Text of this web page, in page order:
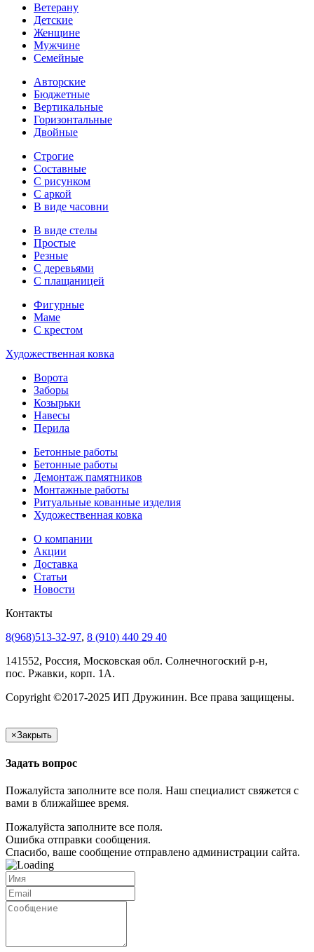
Ветерану
Детские
Женщине
Мужчине
Семейные
Авторские
Бюджетные
Вертикальные
Горизонтальные
Двойные
Строгие
Составные
С рисунком
С аркой
В виде часовни
В виде стелы
Простые
Резные
С деревьями
С плащаницей
Фигурные
Маме
С крестом
Художественная ковка
Ворота
Заборы
Козырьки
Навесы
Перила
Бетонные работы
Бетонные работы
Демонтаж памятников
Монтажные работы
Ритуальные кованные изделия
Художественная ковка
О компании
Акции
Доставка
Статьи
Новости
Контакты
8(968)513-32-97, 8 (910) 440 29 40
141552, Россия, Московская обл. Солнечногоский р-н,
пос. Ржавки, корп. 1А.
Copyright ©2017-2025 ИП Дружинин. Все права защищены.
×Закрыть
Задать вопрос
Пожалуйста заполните все поля. Наш специалист свяжется с
вами в ближайшее время.
Пожалуйста заполните все поля.
Ошибка отправки сообщения.
Спасибо, ваше сообщение отправлено администрации сайта.